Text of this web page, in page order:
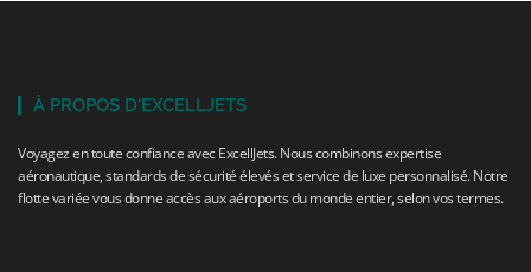
À PROPOS D'EXCELLJETS
Voyagez en toute confiance avec ExcellJets. Nous combinons expertise
aéronautique, standards de sécurité élevés et service de luxe personnalisé. Notre
flotte variée vous donne accès aux aéroports du monde entier, selon vos termes.